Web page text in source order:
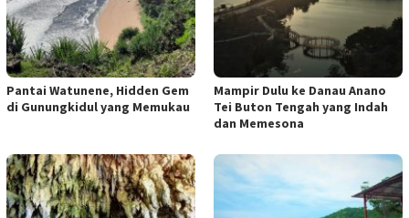
Pantai Watunene, Hidden Gem
di Gunungkidul yang Memukau
Mampir Dulu ke Danau Anano
Tei Buton Tengah yang Indah
dan Memesona